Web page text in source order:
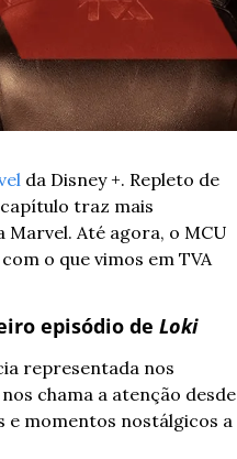
da Disney +. Repleto de
traz mais
Até agora, o MCU
o que vimos em TVA
episódio de Loki
representada nos
chama a atenção desde
momentos nostálgicos a